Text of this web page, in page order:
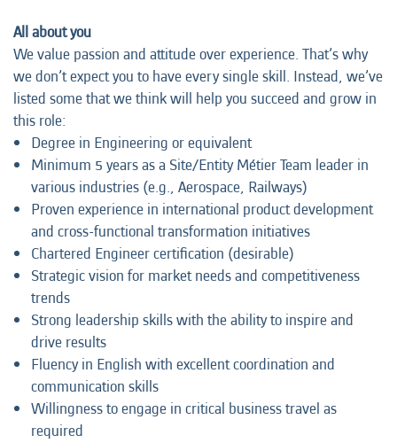
All about you
We value passion and attitude over experience. That’s why
we don’t expect you to have every single skill. Instead, we’ve
listed some that we think will help you succeed and grow in
this role:
Degree in Engineering or equivalent
Minimum 5 years as a Site/Entity Métier Team leader in
various industries (e.g., Aerospace, Railways)
Proven experience in international product development
and cross-functional transformation initiatives
Chartered Engineer certification (desirable)
Strategic vision for market needs and competitiveness
trends
Strong leadership skills with the ability to inspire and
drive results
Fluency in English with excellent coordination and
communication skills
Willingness to engage in critical business travel as
required